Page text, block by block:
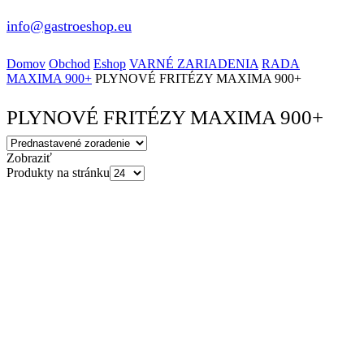
info@gastroeshop.eu
Domov Obchod Eshop VARNÉ ZARIADENIA RADA
MAXIMA 900+ PLYNOVÉ FRITÉZY MAXIMA 900+
PLYNOVÉ FRITÉZY MAXIMA 900+
Zobraziť
Produkty na stránku